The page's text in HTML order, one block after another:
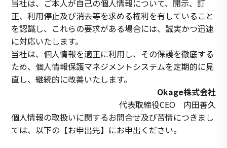
当社は、ご本人が自己の個人情報について、開示、訂
正、利用停止及び消去等を求める権利を有していること
を認識し、これらの要求がある場合には、誠実かつ迅速
に対応いたします。
当社は、個人情報を適正に利用し、その保護を徹底する
ため、個人情報保護マネジメントシステムを定期的に見
直し、継続的に改善いたします。
Okage株式会社
代表取締役CEO 内田善久
個人情報の取扱いに関するお問合せ及び苦情につきまし
ては、以下の【お申出先】にお申出ください。